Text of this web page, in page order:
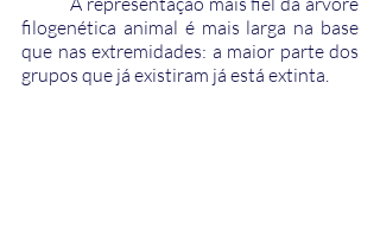
filogenética animal é mais larga na base
que nas extremidades: a maior parte dos
grupos que já existiram já está extinta.